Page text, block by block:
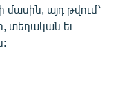
մասին, այդ թվում՝
տեղական եւ